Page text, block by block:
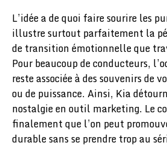
L’idée a de quoi faire sourire les
illustre surtout parfaitement la
de transition émotionnelle que
Pour beaucoup de conducteurs,
reste associée à des souvenirs de
ou de puissance. Ainsi, Kia
nostalgie en outil marketing. Le
finalement que l’on peut
durable sans se prendre trop au